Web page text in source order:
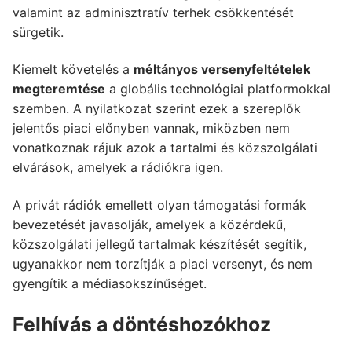
valamint az adminisztratív terhek csökkentését
sürgetik.
Kiemelt követelés a méltányos versenyfeltételek
megteremtése a globális technológiai platformokkal
szemben. A nyilatkozat szerint ezek a szereplők
jelentős piaci előnyben vannak, miközben nem
vonatkoznak rájuk azok a tartalmi és közszolgálati
elvárások, amelyek a rádiókra igen.
A privát rádiók emellett olyan támogatási formák
bevezetését javasolják, amelyek a közérdekű,
közszolgálati jellegű tartalmak készítését segítik,
ugyanakkor nem torzítják a piaci versenyt, és nem
gyengítik a médiasokszínűséget.
Felhívás a döntéshozókhoz